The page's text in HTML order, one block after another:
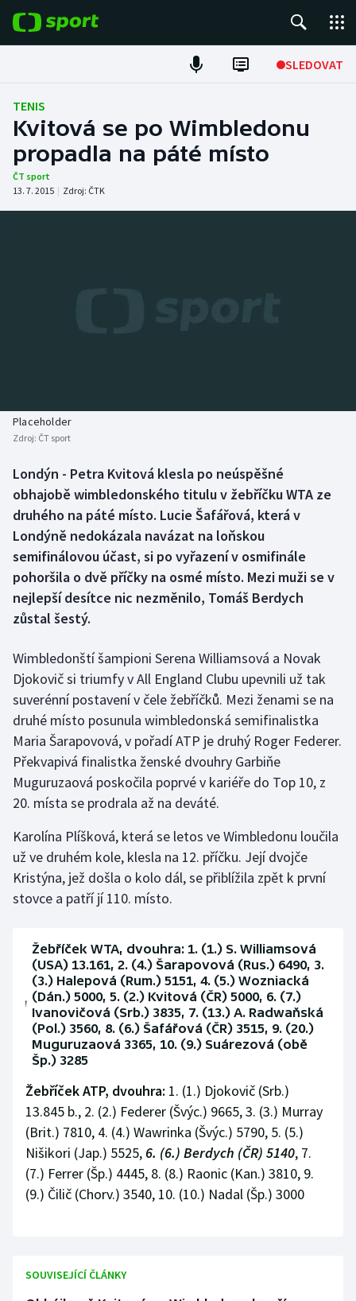
SLEDOVAT
Fotbal
Hokej
Tenis
Atletika
Biatlon
Boby a skeleton
Box
Curling
Dostihy
Futsal
Golf
Gymnastika
Házená
Judo
Krasobruslení
Lezení
Lyže a snowboard
Moderní pětiboj
Motorsport
Olympijské hry
Parasport
Plavání
Rychlobruslení
Aplikace ČT sport
AZ kvíz
TENIS
Kvitová se po Wimbledonu
propadla na páté místo
ČT sport
13. 7. 2015 | Zdroj: ČTK
Placeholder
Zdroj: ČT sport
Londýn - Petra Kvitová klesla po neúspěšné
obhajobě wimbledonského titulu v žebříčku WTA ze
druhého na páté místo. Lucie Šafářová, která v
Londýně nedokázala navázat na loňskou
semifinálovou účast, si po vyřazení v osmifinále
pohoršila o dvě příčky na osmé místo. Mezi muži se v
nejlepší desítce nic nezměnilo, Tomáš Berdych
zůstal šestý.
Wimbledonští šampioni Serena Williamsová a Novak
Djokovič si triumfy v All England Clubu upevnili už tak
suverénní postavení v čele žebříčků. Mezi ženami se na
druhé místo posunula wimbledonská semifinalistka
Maria Šarapovová, v pořadí ATP je druhý Roger Federer.
Překvapivá finalistka ženské dvouhry Garbiňe
Muguruzaová poskočila poprvé v kariéře do Top 10, z
20. místa se prodrala až na deváté.
Karolína Plíšková, která se letos ve Wimbledonu loučila
už ve druhém kole, klesla na 12. příčku. Její dvojče
Kristýna, jež došla o kolo dál, se přiblížila zpět k první
stovce a patří jí 110. místo.
Žebříček WTA, dvouhra: 1. (1.) S. Williamsová
(USA) 13.161, 2. (4.) Šarapovová (Rus.) 6490, 3.
(3.) Halepová (Rum.) 5151, 4. (5.) Wozniacká
(Dán.) 5000, 5. (2.) Kvitová (ČR) 5000, 6. (7.)
Ivanovičová (Srb.) 3835, 7. (13.) A. Radwaňská
(Pol.) 3560, 8. (6.) Šafářová (ČR) 3515, 9. (20.)
Muguruzaová 3365, 10. (9.) Suárezová (obě
Šp.) 3285
Žebříček ATP, dvouhra: 1. (1.) Djokovič (Srb.)
13.845 b., 2. (2.) Federer (Švýc.) 9665, 3. (3.) Murray
(Brit.) 7810, 4. (4.) Wawrinka (Švýc.) 5790, 5. (5.)
Nišikori (Jap.) 5525, 6. (6.) Berdych (ČR) 5140, 7.
(7.) Ferrer (Šp.) 4445, 8. (8.) Raonic (Kan.) 3810, 9.
(9.) Čilič (Chorv.) 3540, 10. (10.) Nadal (Šp.) 3000
SOUVISEJÍCÍ ČLÁNKY